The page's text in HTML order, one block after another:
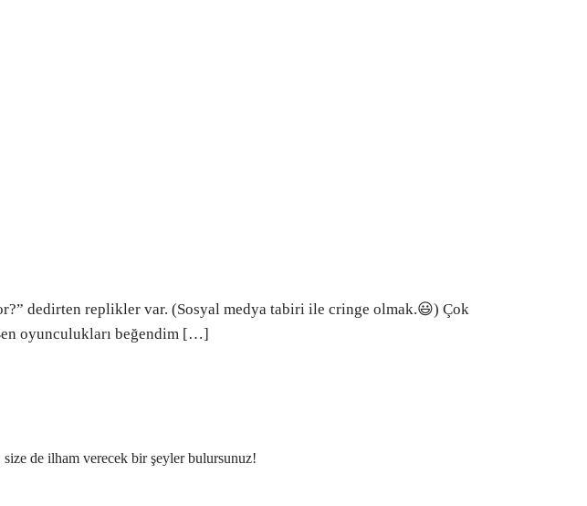
dedirten replikler var. (Sosyal medya tabiri ile cringe olmak.😃) Çok
oyunculukları beğendim […]
size de ilham verecek bir şeyler bulursunuz!